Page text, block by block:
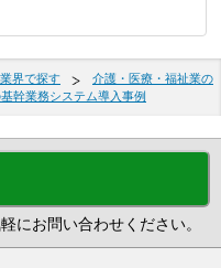
界で探す
介護・医療・福祉業の
幹業務システム導入事例
にお問い合わせください。